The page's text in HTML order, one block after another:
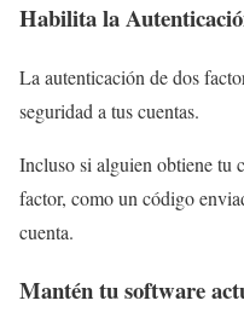
Habilita la
La autenticación de dos
seguridad a tus cuentas.
Incluso si alguien obtiene tu
factor, como un código
cuenta.
Mantén tu software